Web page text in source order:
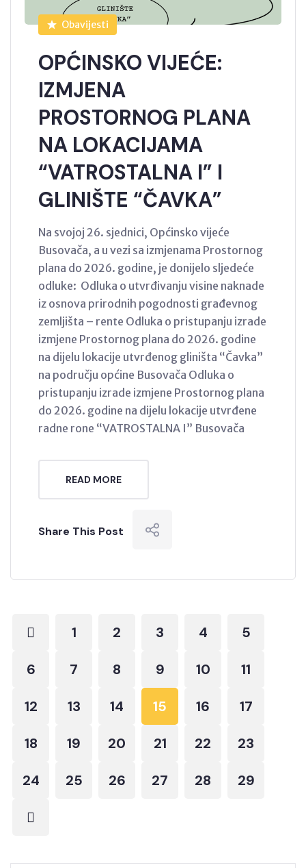
Obavijesti
OPĆINSKO VIJEĆE:
IZMJENA
PROSTORNOG PLANA
NA LOKACIJAMA
“VATROSTALNA I” I
GLINIŠTE “ČAVKA”
Na svojoj 26. sjednici, Općinsko vijeće
Busovača, a u vezi sa izmjenama Prostornog
plana do 2026. godine, je donijelo sljedeće
odluke: Odluka o utvrđivanju visine naknade
iz osnova prirodnih pogodnosti građevnog
zemljišta – rente Odluka o pristupanju izrade
izmjene Prostornog plana do 2026. godine
na dijelu lokacije utvrđenog gliništa “Čavka”
na području općine Busovača Odluka o
pristupanju izrade izmjene Prostornog plana
do 2026. godine na dijelu lokacije utvrđene
radne rone “VATROSTALNA I” Busovača
READ MORE
Share This Post
1 2 3 4 5
6 7 8 9 10 11
12 13 14 15 16 17
18 19 20 21 22 23
24 25 26 27 28 29